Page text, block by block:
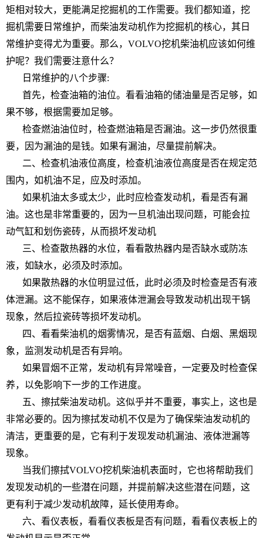
矩相对较大，更能满足挖掘机的工作需要。我们都知道，挖
掘机需要日常维护，而柴油发动机作为挖掘机的核心，其日
常维护变得尤为重要。那么，VOLVO挖机柴油机应该如何维
护呢？我们需要注意什么？
日常维护的八个步骤:
首先，检查油箱的油位。看看油箱的储油量是否足够，如
果不够，根据需要加足够。
检查燃油油位时，检查燃油箱是否漏油。这一步仍然很重
要，因为漏油的是钱。如果有漏油，尽量提前解决。
二、检查机油液位高度，检查机油液位高度是否在规定范
围内，如机油不足，应及时添加。
如果机油太多或太少，此时应检查发动机，看是否有漏
油。这也是非常重要的，因为一旦机油出现问题，可能会拉
动气缸和划伤瓷砖，从而损坏发动机
三、检查散热器的水位，看看散热器内是否缺水或防冻
液，如缺水，必须及时添加。
如果散热器的水位明显过低，此时必须及时检查是否有液
体泄漏。这不能保存，如果液体泄漏会导致发动机出现干锅
现象，然后拉瓷砖等损坏发动机。
四、看看柴油机的烟雾情况，是否有蓝烟、白烟、黑烟现
象，监测发动机是否有异响。
如果冒烟不正常，发动机有异常噪音，一定要及时检查保
养，以免影响下一步的工作进度。
五、擦拭柴油发动机。这似乎并不重要，事实上，这也是
非常必要的。因为擦拭发动机不仅是为了确保柴油发动机的
清洁，更重要的是，它有利于发现发动机漏油、液体泄漏等
现象。
当我们擦拭VOLVO挖机柴油机表面时，它也将帮助我们
发现发动机的一些潜在问题，并提前解决这些潜在问题，这
更有利于减少发动机故障，延长使用寿命。
六、看仪表板，看看仪表板是否有问题，看看仪表板上的